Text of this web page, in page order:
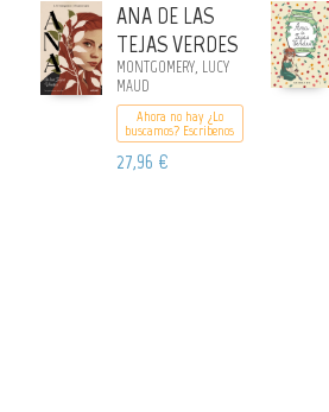
ANA DE LAS
TEJAS VERDES
MONTGOMERY, LUCY
MAUD
Ahora no hay ¿Lo
buscamos? Escribenos
27,96 €